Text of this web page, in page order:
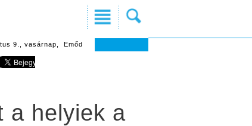
9., vasárnap, Emőd
a helyiek a